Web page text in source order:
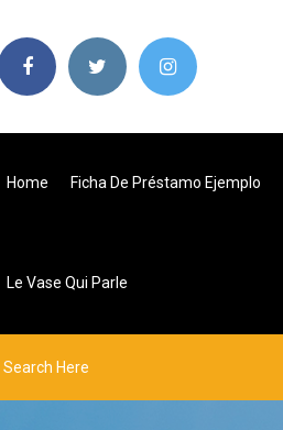
Home Ficha De Préstamo Ejemplo
Le Vase Qui Parle